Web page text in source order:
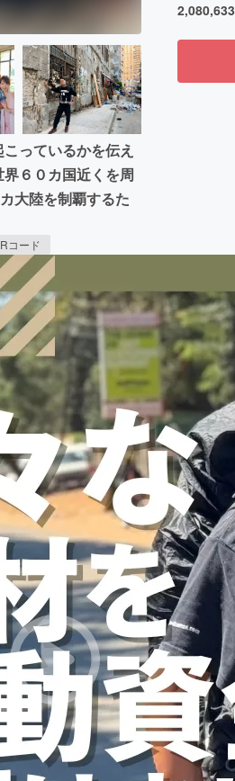
っているかを伝え
６０カ国近くを周
大陸を制覇するた
コード
2,080,633